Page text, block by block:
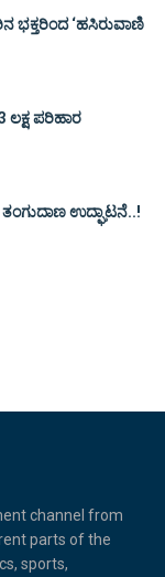
ಭಕ್ತರಿಂದ ‘ಹಸಿರುವಾಣಿ
ಲಕ್ಷ ಪರಿಹಾರ
ತಂಗುದಾಣ ಉದ್ಘಾಟನೆ..!
channel from
parts of the
sports,